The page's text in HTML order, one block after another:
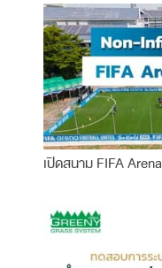
เปิดสนาม FIFA